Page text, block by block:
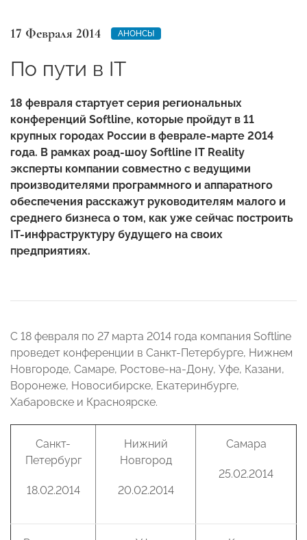
17 Февраля 2014 АНОНСЫ
По пути в IT
18 февраля стартует серия региональных
конференций Softline, которые пройдут в 11
крупных городах России в феврале-марте 2014
года. В рамках роад-шоу Softline IT Reality
эксперты компании совместно с ведущими
производителями программного и аппаратного
обеспечения расскажут руководителям малого и
среднего бизнеса о том, как уже сейчас построить
IT-инфраструктуру будущего на своих
предприятиях.
С 18 февраля по 27 марта 2014 года компания Softline
проведет конференции в Санкт-Петербурге, Нижнем
Новгороде, Самаре, Ростове-на-Дону, Уфе, Казани,
Воронеже, Новосибирске, Екатеринбурге,
Хабаровске и Красноярске.
Санкт-
Петербург
18.02.2014
Нижний
Новгород
20.02.2014
Самара
25.02.2014